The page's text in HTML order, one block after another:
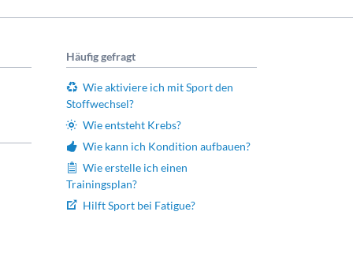
Häufig gefragt
Wie aktiviere ich mit Sport den
Stoffwechsel?
Wie entsteht Krebs?
Wie kann ich Kondition aufbauen?
Wie erstelle ich einen
Trainingsplan?
Hilft Sport bei Fatigue?